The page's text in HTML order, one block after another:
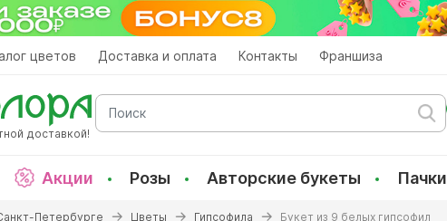
цветов Доставка и оплата Контакты Франшиза
доставкой!
Поиск
Акции Розы Авторские букеты Пачки
Петербурге Цветы Гипсофила Букет из 9 белых гипсофил